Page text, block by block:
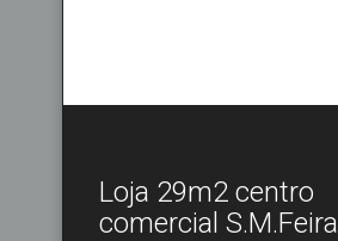
Loja 29m2 centro
comercial S.​M.Feira